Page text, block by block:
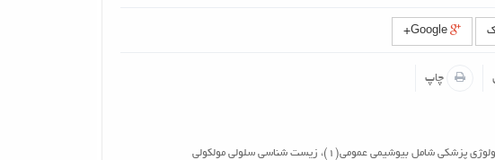
Google+
چاپ
بسته آموزشی ارشد بیوتکنولوژی پزشکی شامل بیوشیمی عمومی(1)، زیست شناسی سلولی مولکولی